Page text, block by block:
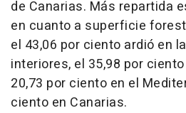
de Canarias. Más repartida
en cuanto a superficie
el 43,06 por ciento ardió en
interiores, el 35,98 por
20,73 por ciento en el
ciento en Canarias.